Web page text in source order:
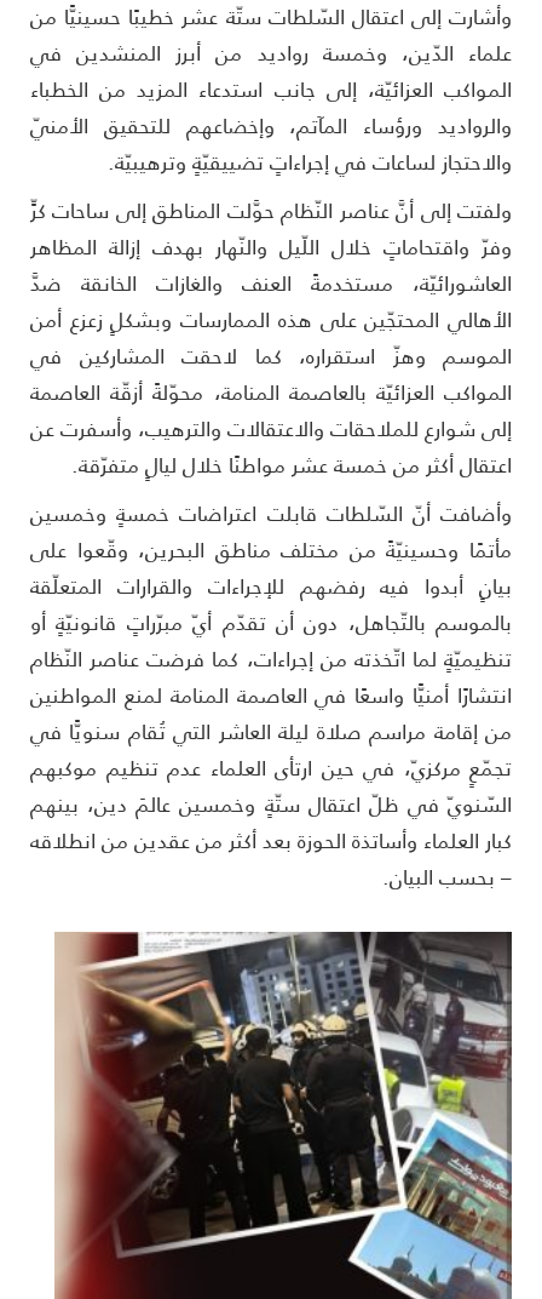
إلى اعتقال السّلطات ستّة عشر خطيبًا حسينيًّا من
الدّين، وخمسة رواديد من أبرز المنشدين في
العزائيّة، إلى جانب استدعاء المزيد من الخطباء
ورؤساء المآتم، وإخضاعهم للتحقيق الأمنيّ
لساعات في إجراءاتٍ تضييقيّةٍ وترهيبيّة.
إلى أنَّ عناصر النّظام حوَّلت المناطق إلى ساحات كرٍّ
واقتحاماتٍ خلال اللّيل والنّهار بهدف إزالة المظاهر
مستخدمةً العنف والغازات الخانقة ضدَّ
المحتجّين على هذه الممارسات وبشكلٍ زعزع أمن
وهزّ استقراره، كما لاحقت المشاركين في
العزائيّة بالعاصمة المنامة، محوّلةً أزقّة العاصمة
شوارع للملاحقات والاعتقالات والترهيب، وأسفرت عن
أكثر من خمسة عشر مواطنًا خلال ليالٍ متفرّقة.
أنّ السّلطات قابلت اعتراضات خمسةٍ وخمسين
وحسينيّةً من مختلف مناطق البحرين، وقّعوا على
أبدوا فيه رفضهم للإجراءات والقرارات المتعلّقة
بالتّجاهل، دون أن تقدّم أيّ مبرّراتٍ قانونيّةٍ أو
لما اتّخذته من إجراءات، كما فرضت عناصر النّظام
أمنيًّا واسعًا في العاصمة المنامة لمنع المواطنين
إقامة مراسم صلاة ليلة العاشر التي تُقام سنويًّا في
مركزيّ، في حين ارتأى العلماء عدم تنظيم موكبهم
في ظلّ اعتقال ستّةٍ وخمسين عالمَ دين، بينهم
العلماء وأساتذة الحوزة بعد أكثر من عقدين من انطلاقه
بحسب البيان.